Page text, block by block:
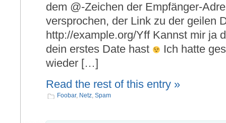
dem @-Zeichen der Empfänger-
versprochen, der Link zu der geilen
http://example.org/Yff Kannst mir ja
dein erstes Date hast
Ich hatte
wieder […]
Read the rest of this entry »
Foobar, Netz, Spam